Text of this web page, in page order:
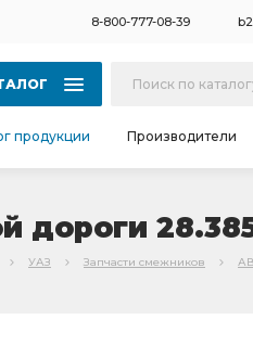
8-800-777-08-39
продукции Производители
дороги
УАЗ Запчасти смежников